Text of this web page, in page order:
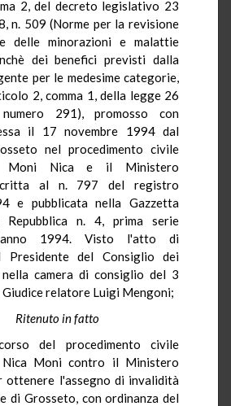
2, del decreto legislativo 23
n. 509 (Norme per la revisione
delle minorazioni e malattie
dei benefici previsti dalla
per le medesime categorie,
2, comma 1, della legge 26
291), promosso con
il 17 novembre 1994 dal
nel procedimento civile
Moni Nica e il Ministero
al n. 797 del registro
e pubblicata nella Gazzetta
Repubblica n. 4, prima serie
1994. Visto l'atto di
Presidente del Consiglio dei
camera di consiglio del 3
relatore Luigi Mengoni;
Ritenuto in fatto
del procedimento civile
Moni contro il Ministero
ottenere l'assegno di invalidità
di Grosseto, con ordinanza del